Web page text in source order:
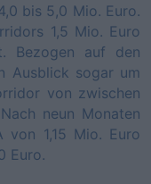
bis 5,0 Mio. Euro.
1,5 Mio. Euro
Bezogen auf den
Ausblick sogar um
von zwischen
neun Monaten
von 1,15 Mio. Euro
Euro.